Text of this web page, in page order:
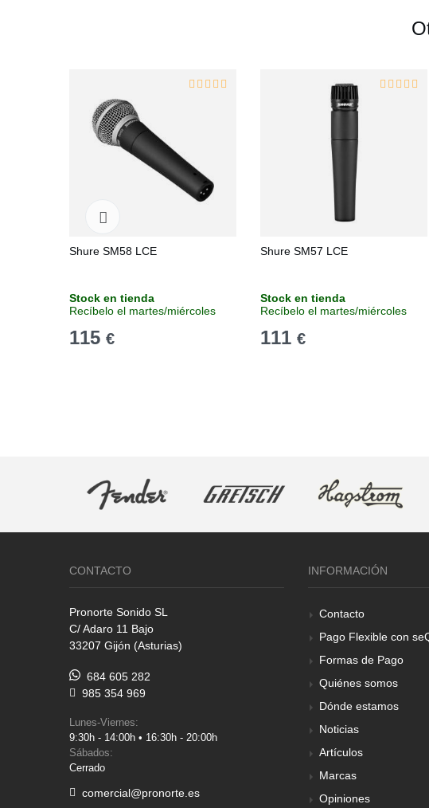
Shure SM58 LCE
Stock en tienda
Recíbelo el martes/miércoles
115 €
Shure SM57 LCE
Stock en tienda
Recíbelo el martes/miércoles
111 €
CONTACTO
Pronorte Sonido SL
C/ Adaro 11 Bajo
33207 Gijón (Asturias)
684 605 282
985 354 969
Lunes-Viernes:
9:30h - 14:00h • 16:30h - 20:00h
Sábados:
Cerrado
comercial@pronorte.es
INFORMACIÓN
Contacto
Pago Flexible con
Formas de Pago
Quiénes somos
Dónde estamos
Noticias
Artículos
Marcas
Opiniones